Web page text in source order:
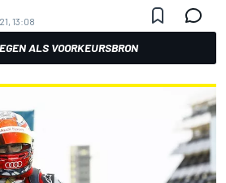
13:08
ALS VOORKEURSBRON